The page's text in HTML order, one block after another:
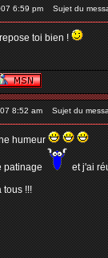
6:59 pm Sujet du
toi bien !
8:52 am Sujet du
humeur
patinage
et j'ai
tous !!!